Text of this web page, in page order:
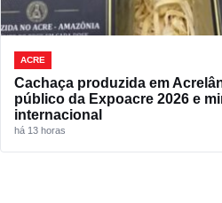
ACRE
Cachaça produzida em
público da Expoacre 2026 e
internacional
há 13 horas